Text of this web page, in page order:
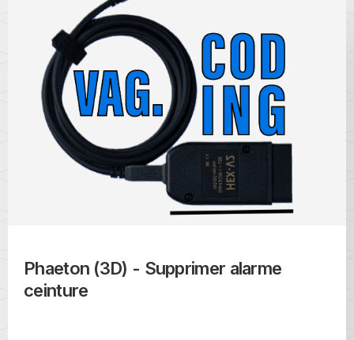
Phaeton (3D) - Supprimer alarme
ceinture